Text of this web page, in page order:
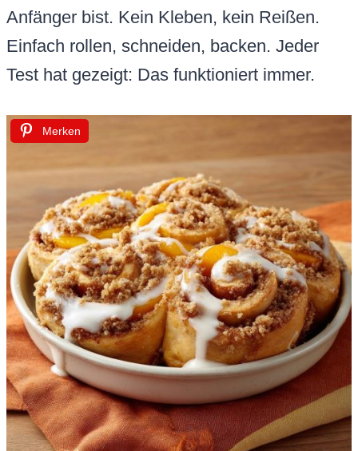
Anfänger bist. Kein Kleben, kein Reißen.
Einfach rollen, schneiden, backen. Jeder
Test hat gezeigt: Das funktioniert immer.
Merken